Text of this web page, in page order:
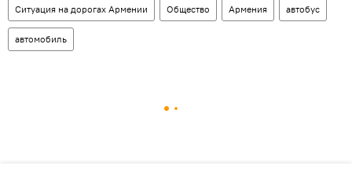
Ситуация на дорогах Армении Общество Армения автобус
автомобиль